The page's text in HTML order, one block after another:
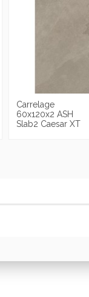
Carrelage
60x120x2 ASH
Slab2 Caesar XT